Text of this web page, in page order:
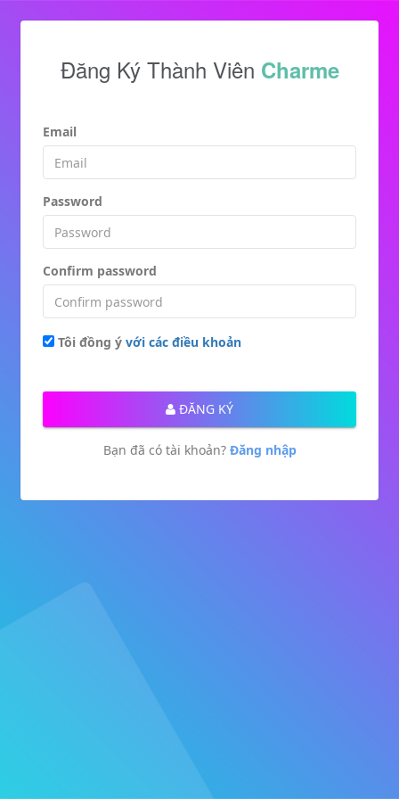
Đăng Ký Thành Viên Charme
Email
Password
Confirm password
Tôi đồng ývới các điều khoản
ĐĂNG KÝ
Bạn đã có tài khoản? Đăng nhập